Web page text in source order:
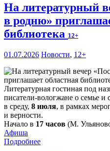
На литературный
в родню»
библиотека 12+
01.07.2026 Новости, 12+
Литературная гостиная под
писатели-вологжане о семье
в среду, 8 июля, в рамках
и верности.
Начало в 17 часов (М.
Афиша
Подробнее